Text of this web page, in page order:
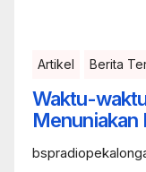
Artikel Berita
Waktu-
Menuniakan